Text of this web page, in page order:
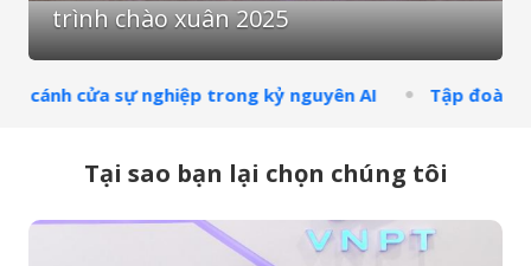
trình chào xuân 2025
cánh cửa sự nghiệp trong kỷ nguyên AI Tập đoàn
Tại sao bạn lại chọn chúng tôi